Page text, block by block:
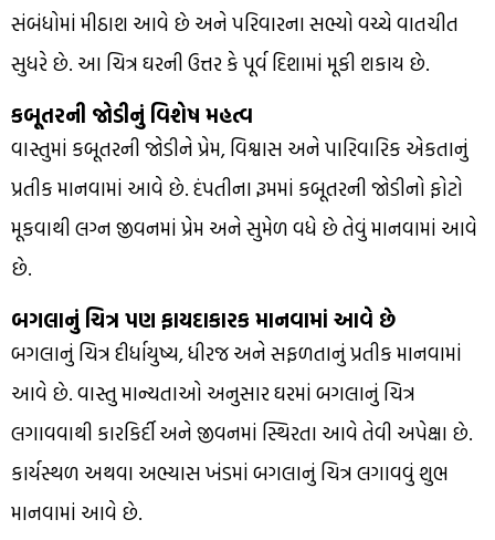
સંબંધોમાં મીઠાશ આવે છે અને પરિવારના સભ્યો વચ્ચે વાતચીત
સુધરે છે. આ ચિત્ર ઘરની ઉત્તર કે પૂર્વ દિશામાં મૂકી શકાય છે.
કબૂતરની જોડીનું વિશેષ મહત્વ
વાસ્તુમાં કબૂતરની જોડીને પ્રેમ, વિશ્વાસ અને પારિવારિક એકતાનું
પ્રતીક માનવામાં આવે છે. દંપતીના રૂમમાં કબૂતરની જોડીનો ફોટો
મૂકવાથી લગ્ન જીવનમાં પ્રેમ અને સુમેળ વધે છે તેવું માનવામાં આવે
છે.
બગલાનું ચિત્ર પણ ફાયદાકારક માનવામાં આવે છે
બગલાનું ચિત્ર દીર્ધાયુષ્ય, ધીરજ અને સફળતાનું પ્રતીક માનવામાં
આવે છે. વાસ્તુ માન્યતાઓ અનુસાર ઘરમાં બગલાનું ચિત્ર
લગાવવાથી કારકિર્દી અને જીવનમાં સ્થિરતા આવે તેવી અપેક્ષા છે.
કાર્યસ્થળ અથવા અભ્યાસ ખંડમાં બગલાનું ચિત્ર લગાવવું શુભ
માનવામાં આવે છે.